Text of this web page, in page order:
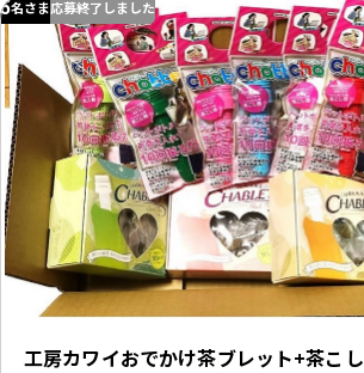
5名さま応募終了しました
工房カワイおでかけ茶ブレット+茶こし